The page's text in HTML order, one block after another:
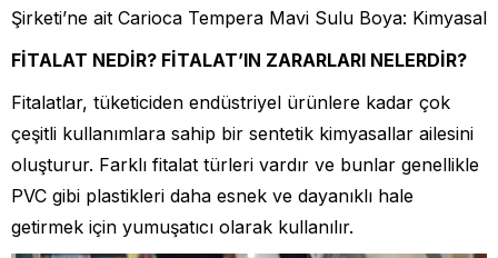
Şirketi’ne ait Carioca Tempera Mavi Sulu Boya: Kimyasal
FİTALAT NEDİR? FİTALAT’IN ZARARLARI NELERDİR?
Fitalatlar, tüketiciden endüstriyel ürünlere kadar çok
çeşitli kullanımlara sahip bir sentetik kimyasallar ailesini
oluşturur. Farklı fitalat türleri vardır ve bunlar genellikle
PVC gibi plastikleri daha esnek ve dayanıklı hale
getirmek için yumuşatıcı olarak kullanılır.